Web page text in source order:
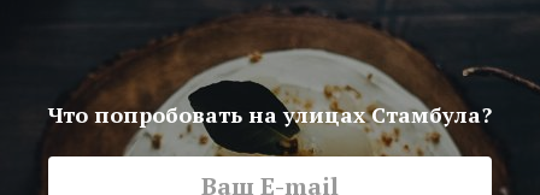
Что попробовать на улицах Стамбула?